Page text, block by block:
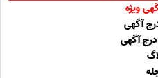
ویژه
آگهی
آگهی